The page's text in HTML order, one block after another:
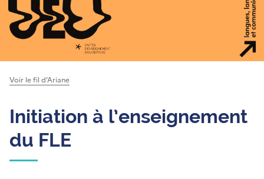
Voir le fil d’Ariane
Initiation à l’enseignement
du FLE